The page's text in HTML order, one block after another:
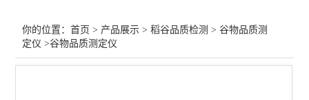
实验砻谷机
你的位置：首页 > 产品展示 >稻谷品质检测 >谷物品质测
定仪 >谷物品质测定仪